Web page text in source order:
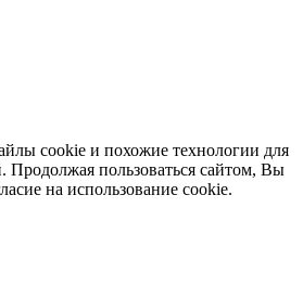
cookie и похожие технологии для
Продолжая пользоваться сайтом, Вы
на использование cookie.